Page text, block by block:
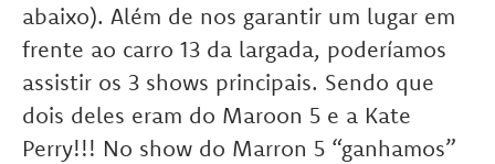
abaixo). Além de nos garantir um lugar em
frente ao carro 13 da largada, poderíamos
assistir os 3 shows principais. Sendo que
dois deles eram do Maroon 5 e a Kate
Perry!!! No show do Marron 5 “ganhamos”